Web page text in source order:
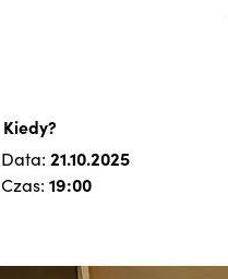
Kiedy?
Data: 21.10.2025
Czas: 19:00